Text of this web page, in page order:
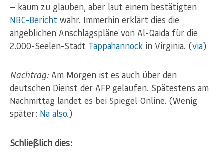
— kaum zu glauben, aber laut einem bestätigten
NBC-Bericht wahr. Immerhin erklärt dies die
angeblichen Anschlagspläne von Al-Qaida für die
2.000-Seelen-Stadt Tappahannock in Virginia. (via)
Nachtrag: Am Morgen ist es auch über den
deutschen Dienst der AFP gelaufen. Spätestens am
Nachmittag landet es bei Spiegel Online. (Wenig
später: Na also.)
Schließlich dies: